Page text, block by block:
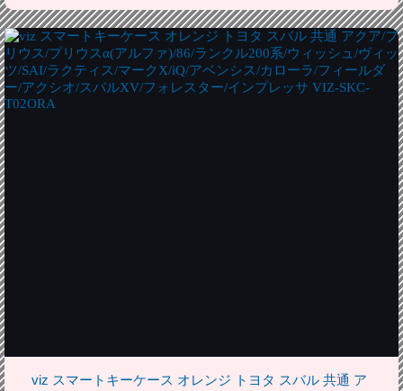
viz スマートキーケース オレンジ トヨタ スバル 共通 ア